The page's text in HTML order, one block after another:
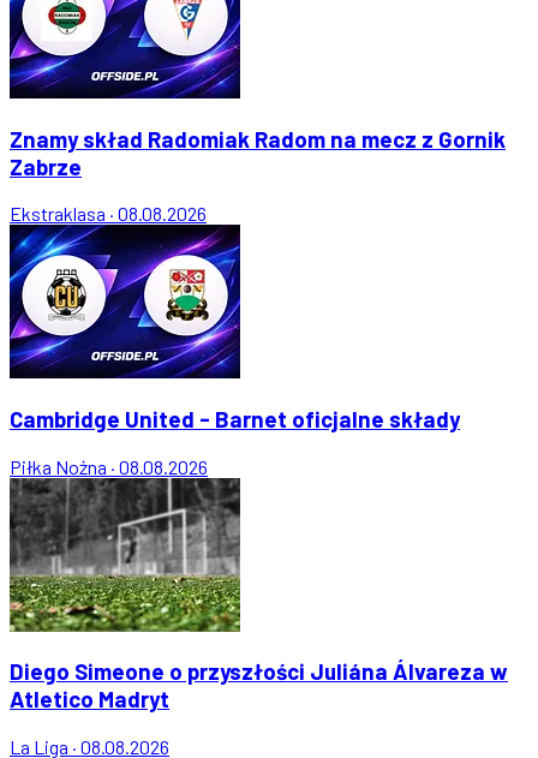
Znamy skład Radomiak Radom na mecz z Gornik
Zabrze
Ekstraklasa · 08.08.2026
Cambridge United - Barnet oficjalne składy
Piłka Nożna · 08.08.2026
Diego Simeone o przyszłości Juliána Álvareza w
Atletico Madryt
La Liga · 08.08.2026